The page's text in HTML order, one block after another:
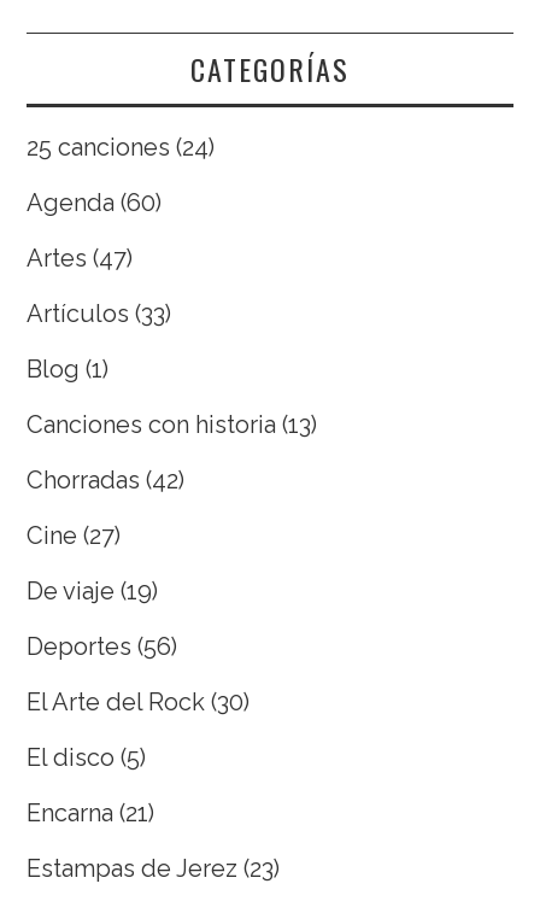
CATEGORÍAS
25 canciones (24)
Agenda (60)
Artes (47)
Artículos (33)
Blog (1)
Canciones con historia (13)
Chorradas (42)
Cine (27)
De viaje (19)
Deportes (56)
El Arte del Rock (30)
El disco (5)
Encarna (21)
Estampas de Jerez (23)